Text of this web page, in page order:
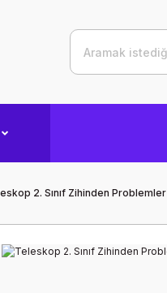
2. Sınıf Zihinden Problemler